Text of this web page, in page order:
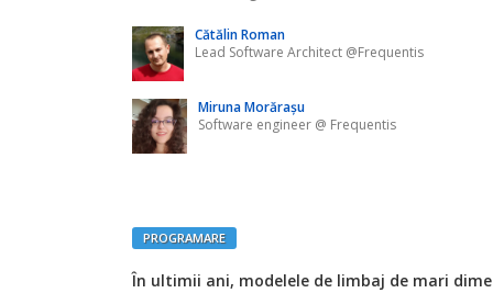
Cătălin Roman
Lead Software Architect @Frequentis
Miruna Morărașu
Software engineer @ Frequentis
PROGRAMARE
În ultimii ani, modelele de limbaj de mari